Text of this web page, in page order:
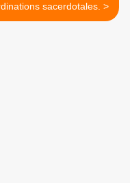
ordinations sacerdotales. >